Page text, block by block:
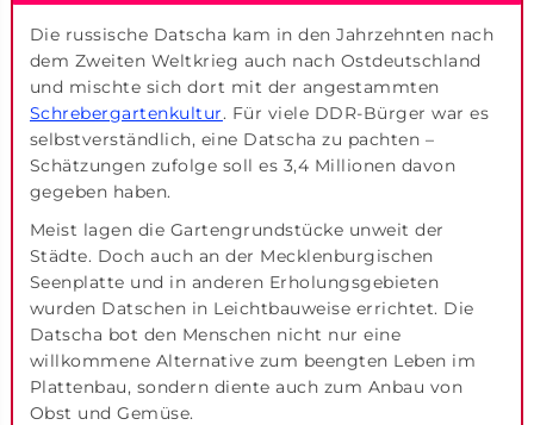
Die russische Datscha kam in den Jahrzehnten nach
dem Zweiten Weltkrieg auch nach Ostdeutschland
und mischte sich dort mit der angestammten
Schrebergartenkultur. Für viele DDR-Bürger war es
selbstverständlich, eine Datscha zu pachten –
Schätzungen zufolge soll es 3,4 Millionen davon
gegeben haben.
Meist lagen die Gartengrundstücke unweit der
Städte. Doch auch an der Mecklenburgischen
Seenplatte und in anderen Erholungsgebieten
wurden Datschen in Leichtbauweise errichtet. Die
Datscha bot den Menschen nicht nur eine
willkommene Alternative zum beengten Leben im
Plattenbau, sondern diente auch zum Anbau von
Obst und Gemüse.